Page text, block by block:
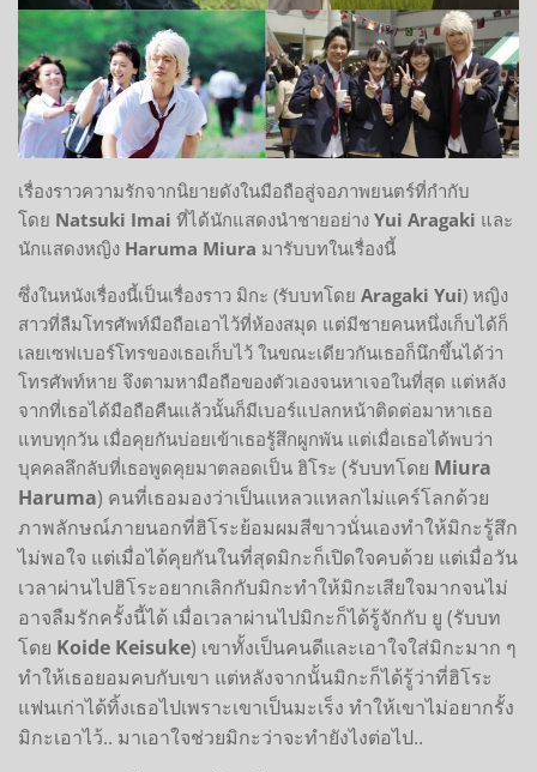
เรื่องราวความรักจากนิยายดังในมือถือสู่จอภาพยนตร์ที่กำกับ
โดย Natsuki Imai ที่ได้นักแสดงนำชายอย่าง Yui Aragaki และ
นักแสดงหญิง Haruma Miura มารับบทในเรื่องนี้
ซึ่งในหนังเรื่องนี้เป็นเรื่องราว มิกะ (รับบทโดย Aragaki Yui) หญิง
สาวที่ลืมโทรศัพท์มือถือเอาไว้ที่ห้องสมุด แต่มีชายคนหนึ่งเก็บได้ก็
เลยเซฟเบอร์โทรของเธอเก็บไว้ ในขณะเดียวกันเธอก็นึกขึ้นได้ว่า
โทรศัพท์หาย จึงตามหามือถือของตัวเองจนหาเจอในที่สุด แต่หลัง
จากที่เธอได้มือถือคืนแล้วนั้นก็มีเบอร์แปลกหน้าติดต่อมาหาเธอ
แทบทุกวัน เมื่อคุยกันบ่อยเข้าเธอรู้สึกผูกพัน แต่เมื่อเธอได้พบว่า
บุคคลลึกลับที่เธอพูดคุยมาตลอดเป็น ฮิโระ (รับบทโดย Miura
Haruma) คนที่เธอมองว่าเป็นแหลวแหลกไม่แคร์โลกด้วย
ภาพลักษณ์ภายนอกที่ฮิโระย้อมผมสีขาวนั่นเองทำให้มิกะรู้สึก
ไม่พอใจ แต่เมื่อได้คุยกันในที่สุดมิกะก็เปิดใจคบด้วย แต่เมื่อวัน
เวลาผ่านไปฮิโระอยากเลิกกับมิกะทำให้มิกะเสียใจมากจนไม่
อาจลืมรักครั้งนี้ได้ เมื่อเวลาผ่านไปมิกะก็ได้รู้จักกับ ยู (รับบท
โดย Koide Keisuke) เขาทั้งเป็นคนดีและเอาใจใส่มิกะมาก ๆ
ทำให้เธอยอมคบกับเขา แต่หลังจากนั้นมิกะก็ได้รู้ว่าที่ฮิโระ
แฟนเก่าได้ทิ้งเธอไปเพราะเขาเป็นมะเร็ง ทำให้เขาไม่อยากรั้ง
มิกะเอาไว้.. มาเอาใจช่วยมิกะว่าจะทำยังไงต่อไป..